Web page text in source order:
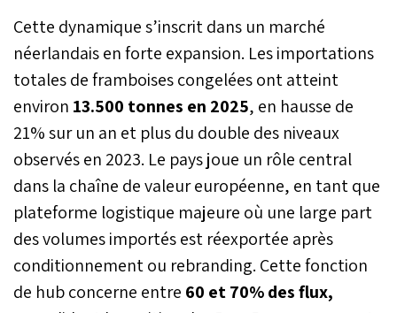
Cette dynamique s’inscrit dans un marché
néerlandais en forte expansion. Les importations
totales de framboises congelées ont atteint
environ 13.500 tonnes en 2025, en hausse de
21% sur un an et plus du double des niveaux
observés en 2023. Le pays joue un rôle central
dans la chaîne de valeur européenne, en tant que
plateforme logistique majeure où une large part
des volumes importés est réexportée après
conditionnement ou rebranding. Cette fonction
de hub concerne entre 60 et 70% des flux,